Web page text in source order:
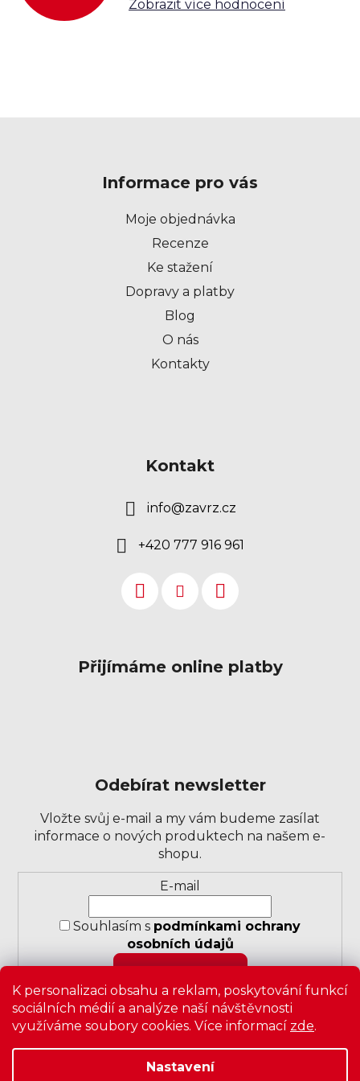
K personalizaci obsahu a reklam, poskytování funkcí
sociálních médií a analýze naší návštěvnosti
využíváme soubory cookies. Více informací zde.
Nastavení
i
Zobrazit více hodnocení
Informace pro vás
Moje objednávka
Recenze
Ke stažení
Dopravy a platby
Blog
O nás
Kontakty
Kontakt
info@zavrz.cz
+420 777 916 961
Přijímáme online platby
Odebírat newsletter
Vložte svůj e-mail a my vám budeme zasílat
informace o nových produktech na našem e-
shopu.
odběru
E-mail
Souhlasím s podmínkami ochrany
osobních údajů